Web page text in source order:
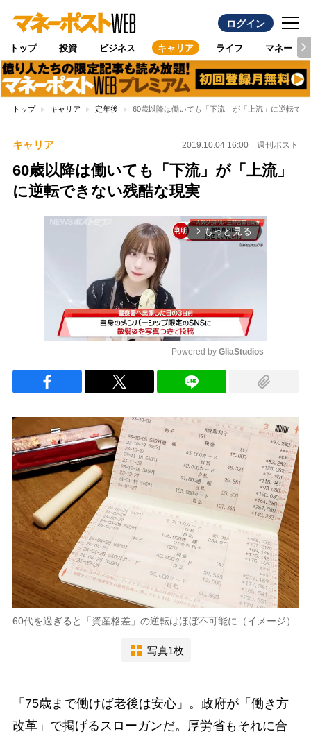
ログイン
トップ 投資 ビジネス キャリア ライフ マネー
トップ キャリア 定年後 60歳以降は働いても「下流」が「上流」に逆転で
キャリア 2019.10.04 16:00 週刊ポスト
60歳以降は働いても「下流」が「上流」
に逆転できない残酷な現実
arrow_forward_ios もっと見る
Powered by GliaStudios
60代を過ぎると「資産格差」の逆転はほぼ不可能に（イメージ）
写真1枚
「75歳まで働けば老後は安心」。政府が「働き方
改革」で掲げるスローガンだ。厚労省もそれに合